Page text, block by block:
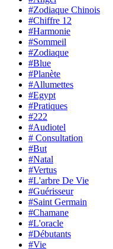
#Zodiaque Chinois
#Chiffre 12
#Harmonie
#Sommeil
#Zodiaque
#Blue
#Planète
#Allumettes
#Egypt
#Pratiques
#222
#Audiotel
# Consultation
#But
#Natal
#Vertus
#L'arbre De Vie
#Guérisseur
#Saint Germain
#Chamane
#L'oracle
#Débutants
#Vie